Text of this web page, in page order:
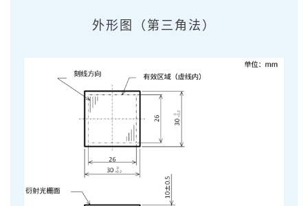
外形图（第三角法）